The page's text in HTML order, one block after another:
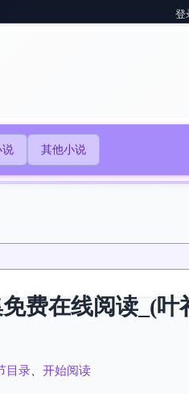
登
说 其他小说
费在线阅读_(叶
目录
开始阅读